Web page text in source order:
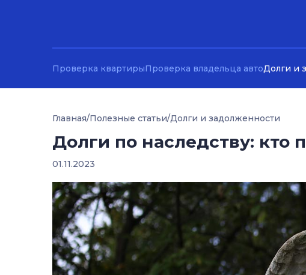
Проверка квартирыПроверка владельца автоДолги и
Главная/Полезные статьи/Долги и задолженности
Долги по наследству: кто
01.11.2023